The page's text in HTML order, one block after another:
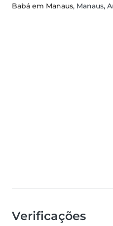
Babá em Manaus, Manaus,
Verificações